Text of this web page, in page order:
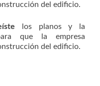
del edificio.
los planos y la
que la empresa
del edificio.